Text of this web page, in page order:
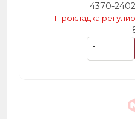
4370-
Прокладка